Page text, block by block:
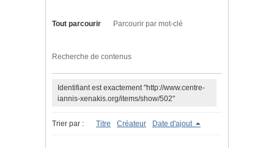
Tout parcourir Parcourir par mot-clé
Recherche de contenus
Identifiant est exactement "http://www.centre-
iannis-xenakis.org/items/show/502"
Trier par : Titre Créateur Date d'ajout